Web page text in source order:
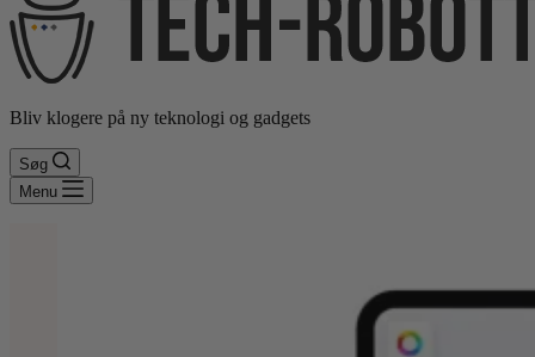
Bliv klogere på ny teknologi og gadgets
Søg
Menu